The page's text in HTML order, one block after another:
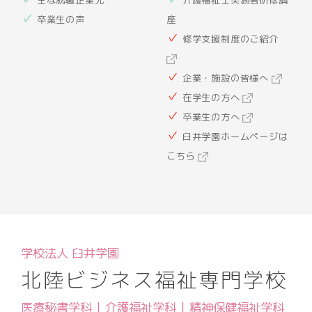
卒業生の声
座
修学支援制度のご紹介
企業・施設の皆様へ
在学生の方へ
卒業生の方へ
臼井学園ホームページは
こちら
学校法人 臼井学園
北陸ビジネス福祉専門学校
医療秘書学科 | 介護福祉学科 | 精神保健福祉学科